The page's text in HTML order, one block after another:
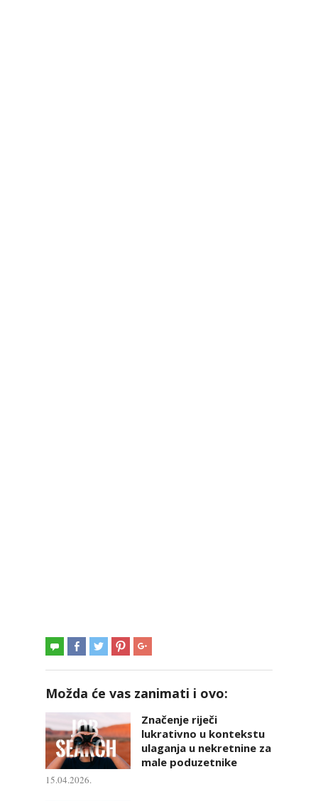
Možda će vas zanimati i ovo:
Značenje riječi
lukrativno u kontekstu
ulaganja u nekretnine za
male poduzetnike
15.04.2026.